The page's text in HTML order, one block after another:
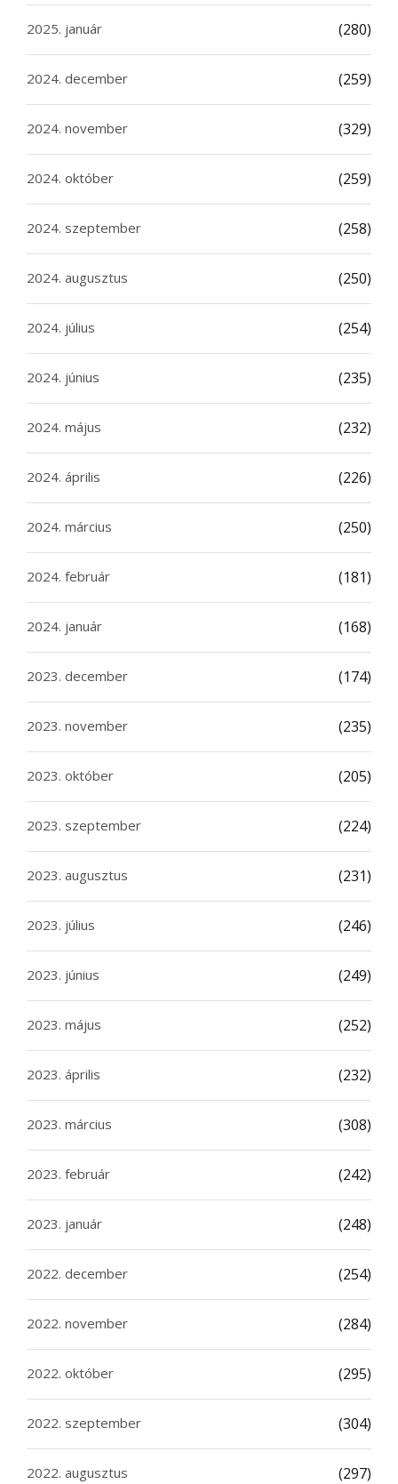
2025. január (280)
2024. december (259)
2024. november (329)
2024. október (259)
2024. szeptember (258)
2024. augusztus (250)
2024. július (254)
2024. június (235)
2024. május (232)
2024. április (226)
2024. március (250)
2024. február (181)
2024. január (168)
2023. december (174)
2023. november (235)
2023. október (205)
2023. szeptember (224)
2023. augusztus (231)
2023. július (246)
2023. június (249)
2023. május (252)
2023. április (232)
2023. március (308)
2023. február (242)
2023. január (248)
2022. december (254)
2022. november (284)
2022. október (295)
2022. szeptember (304)
2022. augusztus (297)